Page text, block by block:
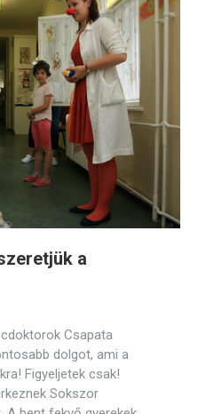
a
Csapata
dolgot, ami a
Figyeljetek csak!
Sokszor